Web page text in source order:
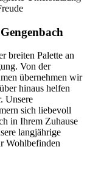
breiten Palette an
Von der
übernehmen wir
hinaus helfen
Unsere
sich liebevoll
in Ihrem Zuhause
langjährige
Wohlbefinden